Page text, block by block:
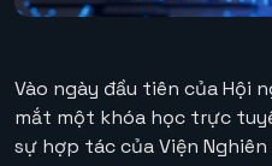
Vào ngày đầu tiên của Hội
mắt một khóa học trực
sự hợp tác của Viện